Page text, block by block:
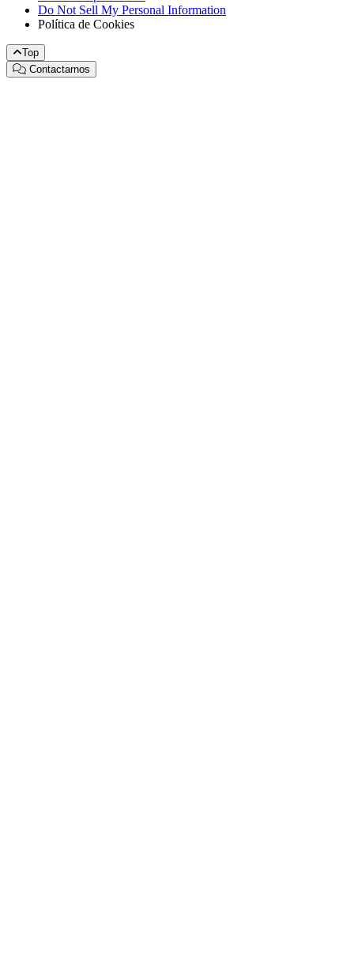
Do Not Sell My Personal Information
Política de Cookies
Top
Contactarnos